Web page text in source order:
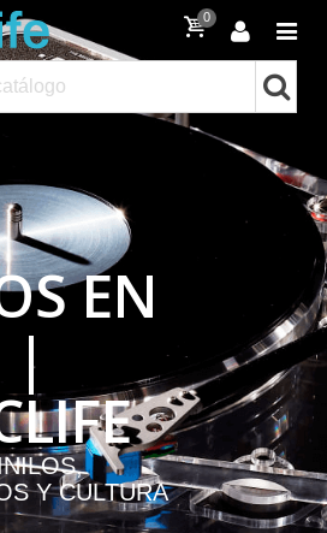
0
EN
|
Y CULTURA